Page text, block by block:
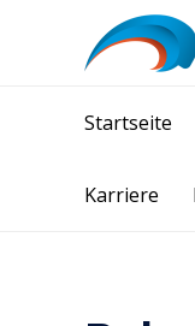
Startseite
Karriere